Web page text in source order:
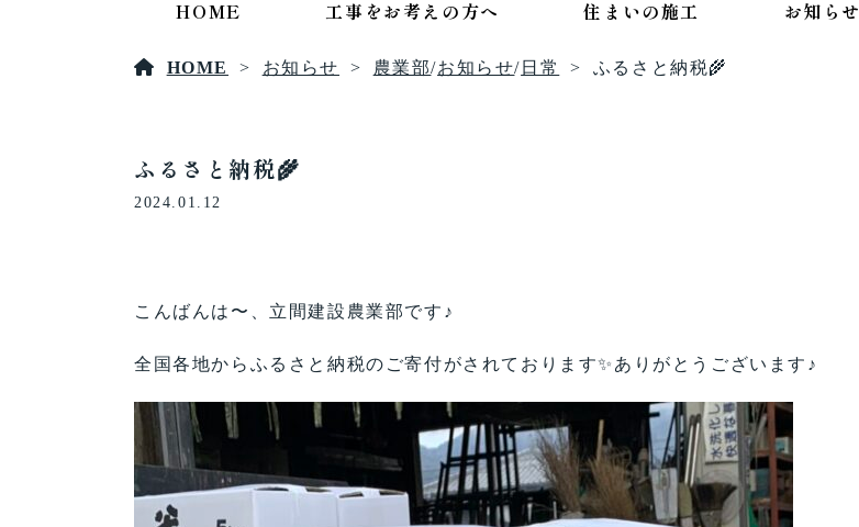
HOME 工事をお考えの方へ 住まいの施工 お知らせ
HOME お知らせ 農業部/お知らせ/ 日常 ふるさと納税🌾
ふるさと納税🌾
2024.01.12
こんばんは〜、立間建設農業部です♪
全国各地からふるさと納税のご寄付がされております✨ありがとうございます♪